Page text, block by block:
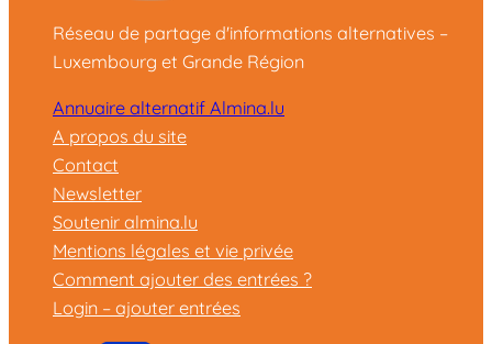
Réseau de partage d'informations alternatives –
Luxembourg et Grande Région
Annuaire alternatif Almina.lu
A propos du site
Contact
Newsletter
Soutenir almina.lu
Mentions légales et vie privée
Comment ajouter des entrées ?
Login – ajouter entrées